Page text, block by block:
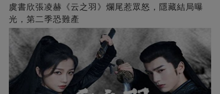
虞書欣張凌赫《云之羽》爛尾惹眾怒，隱藏結局曝
光，第二季恐難產